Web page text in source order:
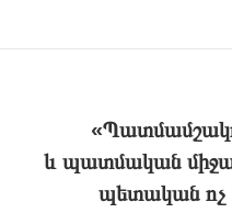
և պատմական
պետական ոչ